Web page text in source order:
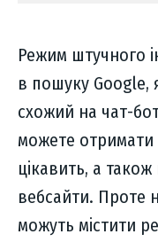
Режим штучного
в пошуку Google,
схожий на чат-
можете
цікавить, а
вебсайти. Проте
можуть містити